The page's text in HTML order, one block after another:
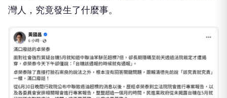
灣人，究竟發生了什麼事。